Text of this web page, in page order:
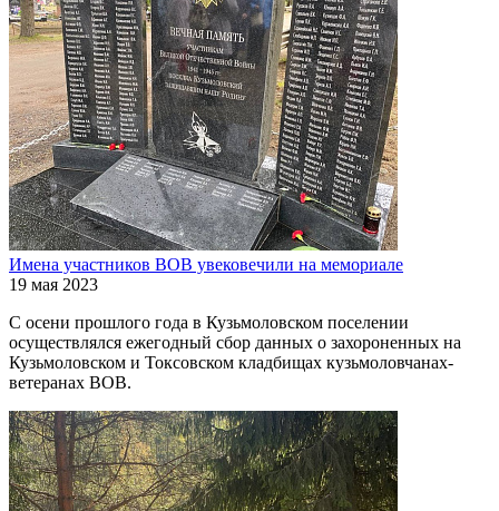
Имена участников ВОВ увековечили на мемориале
19 мая 2023
С осени прошлого года в Кузьмоловском поселении
осуществлялся ежегодный сбор данных о захороненных на
Кузьмоловском и Токсовском кладбищах кузьмоловчанах-
ветеранах ВОВ.